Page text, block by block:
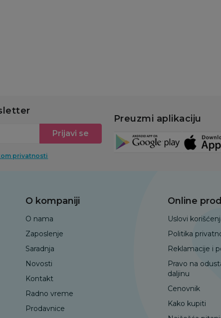
Prijavi se
privatnosti
Preuzmi aplikaciju
O kompaniji
O nama
Zaposlenje
Saradnja
Novosti
Kontakt
Radno vreme
Prodavnice
Online
Uslovi
Politika
Reklamacije i
Pravo na
daljinu
Cenovnik
Kako kupiti